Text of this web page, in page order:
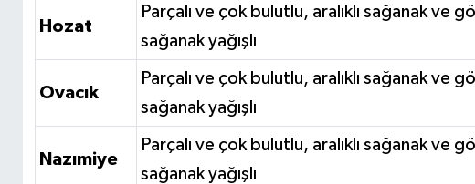
Hozat
Parçalı ve çok bulutlu, aralıklı sağanak ve
sağanak yağışlı
Ovacık
Parçalı ve çok bulutlu, aralıklı sağanak ve
sağanak yağışlı
Nazımiye
Parçalı ve çok bulutlu, aralıklı sağanak ve
sağanak yağışlı